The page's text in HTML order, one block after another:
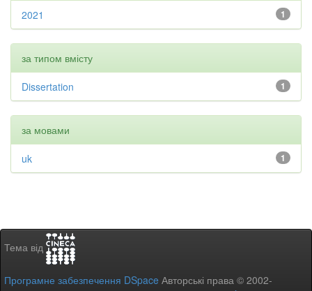
1
2021
за типом вмісту
1
Dissertation
за мовами
1
uk
Тема від
Програмне забезпечення DSpace Авторські права © 2002-